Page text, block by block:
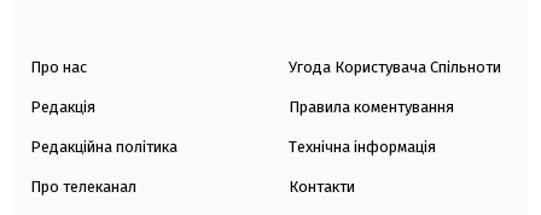
Про нас
Редакція
Редакційна політика
Про телеканал
Угода Користувача Спільноти
Правила коментування
Технічна інформація
Контакти